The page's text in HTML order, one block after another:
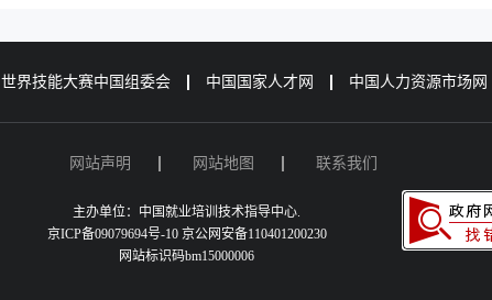
世界技能大赛中国组委会 中国国家人才网 中国人力资源市场网
网站声明 网站地图 联系我们
主办单位：中国就业培训技术指导中心.
京ICP备09079694号-10 京公网安备110401200230
网站标识码bm15000006